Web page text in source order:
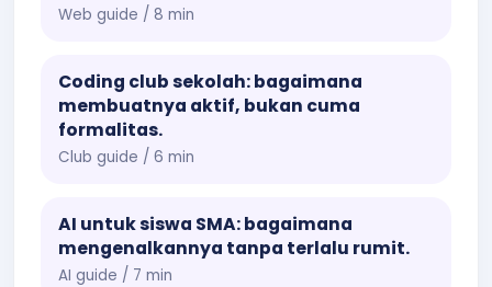
Web guide / 8 min
Coding club sekolah: bagaimana
membuatnya aktif, bukan cuma
formalitas.
Club guide / 6 min
AI untuk siswa SMA: bagaimana
mengenalkannya tanpa terlalu rumit.
AI guide / 7 min